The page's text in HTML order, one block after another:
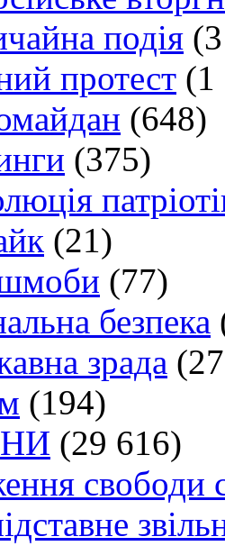
подія
протест (1
(648)
(375)
(21)
(77)
безпека
зрада
(194)
(29 616)
свободи